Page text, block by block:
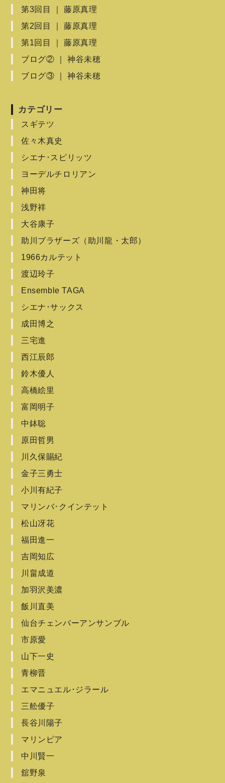
第3回目 ｜ 藤原真理
第2回目 ｜ 藤原真理
第1回目 ｜ 藤原真理
ブログ② ｜ 神谷未穂
ブログ③ ｜ 神谷未穂
カテゴリー
スギテツ
佐々木真史
シエナ･スピリッツ
ヨーデルチロリアン
神田将
浅野祥
大谷康子
助川ブラザーズ（助川龍・太郎）
1966カルテット
渡辺玲子
Ensemble TAGA
シエナ･サックス
成田博之
三宅進
西江辰郎
鈴木優人
高橋絵里
富岡明子
中鉢聡
原田哲男
川久保賜紀
金子三勇士
小川有紀子
マリンバ･クインテット
松山冴花
福田進一
吉岡知広
川畠成道
加羽沢美濃
飯川直美
仙台チェンバーアンサンブル
市原愛
山下一史
青柳晋
エマニュエル･ジラール
三舩優子
長谷川陽子
マリンピア
中川賢一
舘野泉